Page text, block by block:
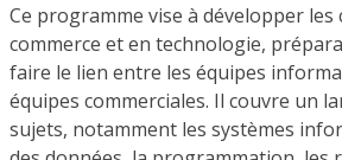
Ce programme vise à développer les
commerce et en technologie,
faire le lien entre les équipes
équipes commerciales. Il couvre un
sujets, notamment les systèmes